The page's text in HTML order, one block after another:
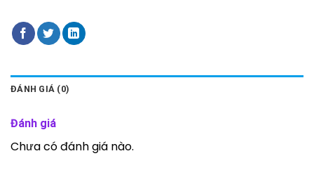
ĐÁNH GIÁ (0)
Đánh giá
Chưa có đánh giá nào.